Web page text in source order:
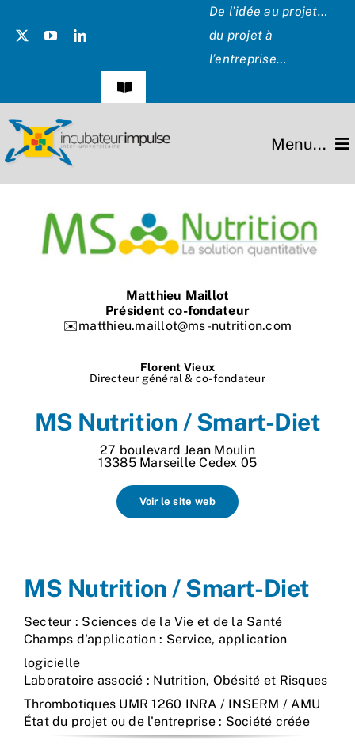
De l’idée au projet…
du projet à
l’entreprise…
Navigation
Témoignages
Les Présidents
Hommage
Menu...
Missions
Partenaires
Nos process
Actualités
Matthieu Maillot
Président co-fondateur
✉️matthieu.maillot@ms-nutrition.com
Florent Vieux
Directeur général & co-fondateur
MS Nutrition / Smart-Diet
27 boulevard Jean Moulin
13385 Marseille Cedex 05
Voir le site web
MS Nutrition / Smart-Diet
Secteur : Sciences de la Vie et de la Santé
Champs d'application : Service, application
logicielle
Laboratoire associé : Nutrition, Obésité et Risques
Thrombotiques UMR 1260 INRA / INSERM / AMU
État du projet ou de l'entreprise : Société créée